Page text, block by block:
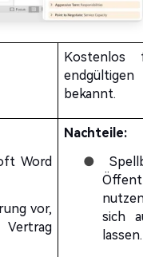
Kostenlos
endgültigen
bekannt.
Word
vor,
Nachteile:
●
nutzen
sich
lassen.